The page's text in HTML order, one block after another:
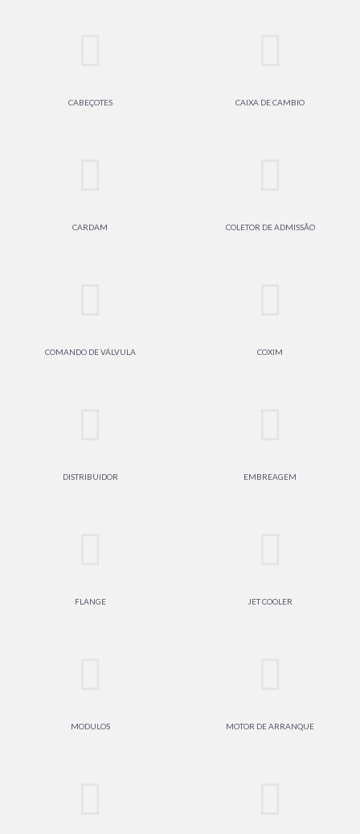
CABEÇOTES CAIXA DE CAMBIO
CARDAM COLETOR DE ADMISSÃO
COMANDO DE VÁLVULA COXIM
DISTRIBUIDOR EMBREAGEM
FLANGE JET COOLER
MODULOS MOTOR DE ARRANQUE